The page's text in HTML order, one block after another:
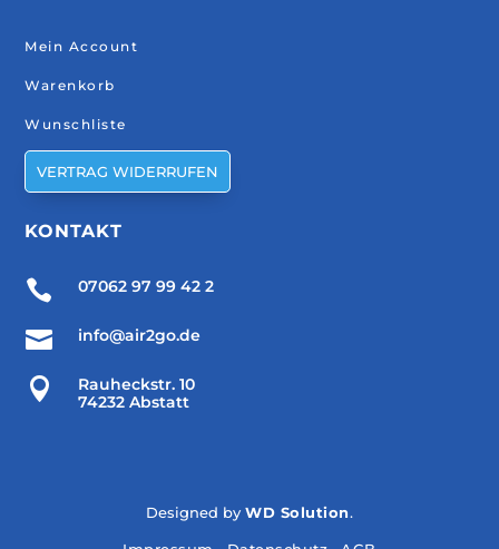
Mein Account
Warenkorb
Wunschliste
VERTRAG WIDERRUFEN
KONTAKT
 07062 97 99 42 2
 info@air2go.de

Rauheckstr. 10
74232 Abstatt
Designed byWD Solution.